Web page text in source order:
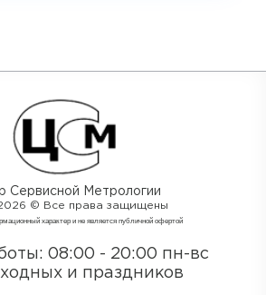
Сервисной Метрологии
© Все права защищены
характер и не является публичной офертой
08:00 - 20:00 пн-вс
и праздников